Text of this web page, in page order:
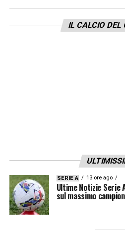
IL CALCIO DEL
SERIE A 13 ore ago
Ultime Notizie
sul massimo